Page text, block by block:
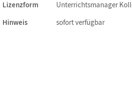
Lizenzform
Unterrichtsmanager
Hinweis
sofort verfügbar